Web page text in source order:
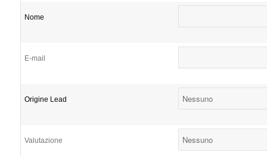
Nome
E-mail
Origine Lead
Valutazione